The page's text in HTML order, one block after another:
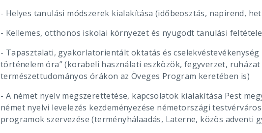
- Helyes tanulási módszerek kialakítása (időbeosztás, napirend,
- Kellemes, otthonos iskolai környezet és nyugodt tanulási
- Tapasztalati, gyakorlatorientált oktatás és
történelem óra” (korabeli használati eszközök, fegyverzet,
természettudományos órákon az Öveges Program keretében is)
- A német nyelv megszerettetése, kapcsolatok kialakítása Pest
német nyelvi levelezés kezdeményezése németországi
programok szervezése (terményhálaadás, Laterne, közös adventi